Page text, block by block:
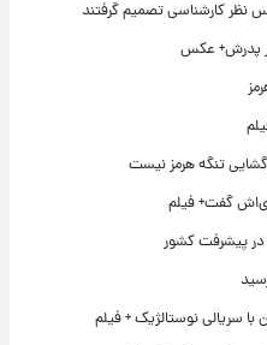
نظر کارشناسی تصمیم گرفتند
پدرش+ عکس
تنگه هرمز نیست
گفت+ فیلم
در پیشرفت کشور
سریالی نوستالژیک + فیلم